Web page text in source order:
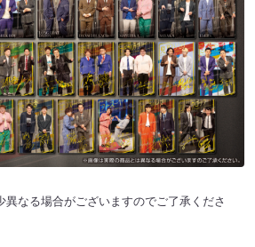
なる場合がございますのでご了承くださ